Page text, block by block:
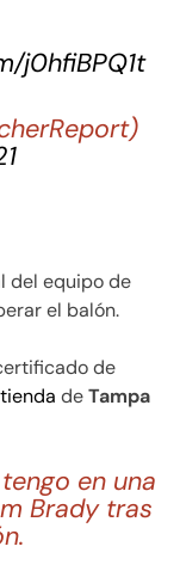
j0hfiBPQ1t
del equipo de
el balón.
de
tienda deTampa
en una
Brady tras